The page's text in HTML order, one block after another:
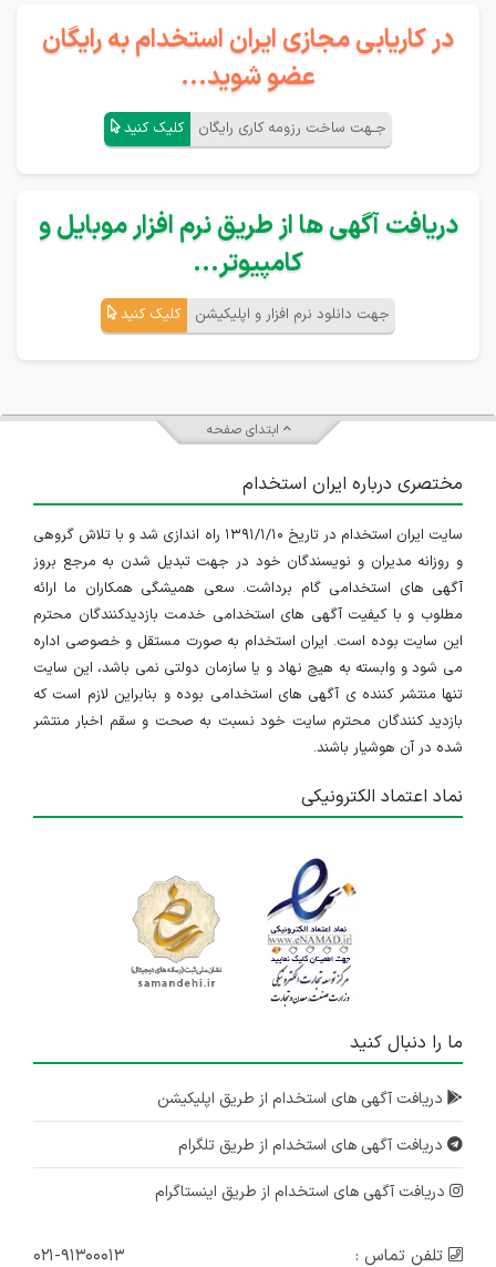
در کاریابی مجازی ایران استخدام به رایگان
عضو شوید...
جـهت ساخت رزومه کاری رایگان کلیک کنید
دریافت آگهی ها از طریق نرم افزار موبایل و
کامپیوتر...
جهت دانلود نرم افزار و اپلیکیشن کلیک کنید
ابتدای صفحه
مختصری درباره ایران استخدام
سایت ایران استخدام در تاریخ ۱۳۹۱/۱/۱۰ راه اندازی شد و با تلاش گروهی
و روزانه مدیران و نویسندگان خود در جهت تبدیل شدن به مرجع بروز
آگهی های استخدامی گام برداشت. سعی همیشگی همکاران ما ارائه
مطلوب و با کیفیت آگهی های استخدامی خدمت بازدیدکنندگان محترم
این سایت بوده است. ایران استخدام به صورت مستقل و خصوصی اداره
می شود و وابسته به هیچ نهاد و یا سازمان دولتی نمی باشد، این سایت
تنها منتشر کننده ی آگهی های استخدامی بوده و بنابراین لازم است که
بازدید کنندگان محترم سایت خود نسبت به صحت و سقم اخبار منتشر
شده در آن هوشیار باشند.
نماد اعتماد الکترونیکی
ما را دنبال کنید
دریافت آگهی های استخدام از طریق اپلیکیشن
دریافت آگهی های استخدام از طریق تلگرام
دریافت آگهی های استخدام از طریق اینستاگرام
تلفن تماس : ۰۲۱-۹۱۳۰۰۰۱۳